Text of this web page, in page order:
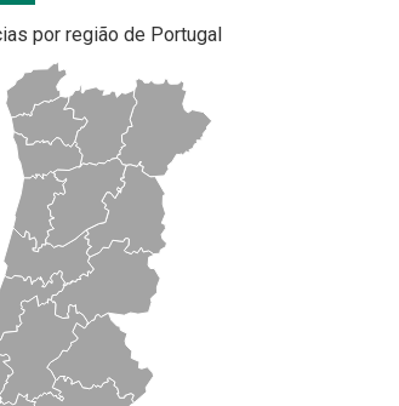
por região de Portugal